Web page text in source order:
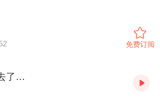
年轻的城市，而拼多多在国内，也
，二者都有着锐意进取的拼劲。因
怕不是新增一家注册企业那么简
融合，将会带来哪些奇妙的“化学
免费订阅
了…